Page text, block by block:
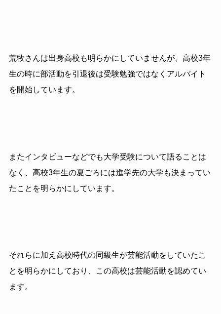
荒牧さんは出身高校も明らかにしていませんが、高校3年
生の時に部活動を引退後は受験勉強ではなくアルバイト
を開始しています。
またインタビューなどでも大学受験について語ることは
なく、高校3年生の夏ごろには進学先の大学も決まってい
たことを明らかにしています。
それらに加え高校時代の同級生が芸能活動をしていたこ
とを明らかにしており、この高校は芸能活動を認めてい
ます。